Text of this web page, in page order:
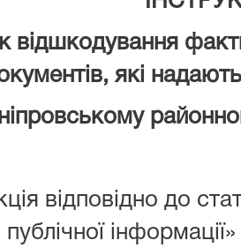
відшкодування
які
відповідно до